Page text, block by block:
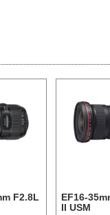
F2.8L
EF16-
II USM